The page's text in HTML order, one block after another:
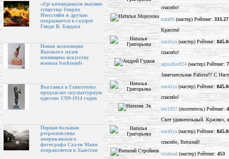
«Где командовали высшие
существа: Генрих
Нюссляйн и друзья»
открывается в галерее
Гвидо В. Баудаха
Новая экспозиция
Высокого музея
посвящена искусству
южных backroads
Выставка в Глиптотеке
предлагает скульптурную
одиссею 1789-1914 годов
Первая большая
ретроспектива
американского
фотографа Салли Манн
отправляется в Хьюстон
спасибо!
nata08 (мастер) Рейтинг: 333.27
Красота!
nataliya (мастер) Рейтинг:
спасибо!
agoudkoff24 (мастер) Рейтинг:
Замечательная Работа!!! С
nataliya (мастер) Рейтинг:
спасибо!
eni1957 (посетитель) Рейтинг:
Свет удивительный. Красиво,
nataliya (мастер) Рейтинг:
спасибо, Виталий!
vitalreal (мастер) Рейтинг: 453